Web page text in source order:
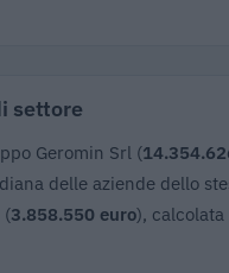
settore
Geromin Srl (
delle aziende dello
(3.858.550 euro), calcolata